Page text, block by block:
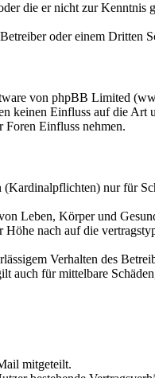
die er nicht zur Kenntnis
oder einem Dritten
von phpBB Limited
keinen Einfluss auf die Art
Foren Einfluss nehmen.
nur für
Leben, Körper und
nach auf die
Verhalten des
auch für mittelbare
mitgeteilt.